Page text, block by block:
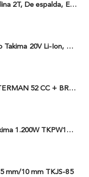
Guadaña Alterman A Gasolina 2T, De espalda, Eje Flexible, 43Cc, Xbc43B-I
Combo taladro Inalámbrico Takima 20V Li-Ion, Tklcd-20. + Polichadora Takima 7″ 1.200W, Tksp-180-D.
COMBO AHOYADOR ALTERMAN 52 CC + BROCA DE 20 CM X 80 CM + BROCA DE 15 CM X 80 CM
Hidrolavadora Eléctrica Takima 1.200W TKPW1200-13
mm/10 mm TKJS-85